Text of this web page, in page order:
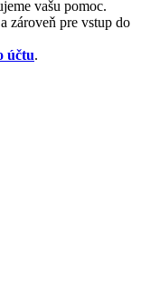
vašu pomoc.
zároveň pre vstup do
účtu.